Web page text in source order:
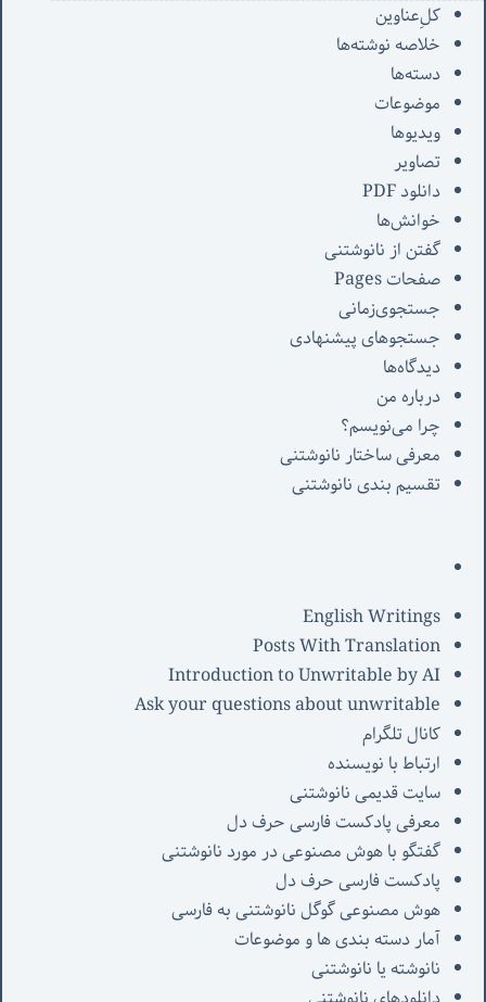
کل‌ِعناوین
خلاصه نوشته‌ها
دسته‌ها
موضوعات
ویدیوها
تصاویر
دانلود PDF
خوانش‌ها
گفتن از نانوشتنی
صفحات Pages
جستجوی‌زمانی
جستجوهای پیشنهادی
دیدگاه‌ها
درباره من
چرا می‌نویسم؟
معرفی‌ ساختار نانوشتنی
تقسیم بندی نانوشتنی
English Writings
Posts With Translation
Introduction to Unwritable by AI
Ask your questions about unwritable
کانال تلگرام
ارتباط با نویسنده
سایت قدیمی نانوشتنی
معرفی پادکست فارسی حرف دل
گفتگو با هوش مصنوعی در مورد نانوشتنی
پادکست فارسی حرف دل
هوش مصنوعی گوگل نانوشتنی به فارسی
آمار دسته بندی ها و موضوعات
نانوشته یا نانوشتنی